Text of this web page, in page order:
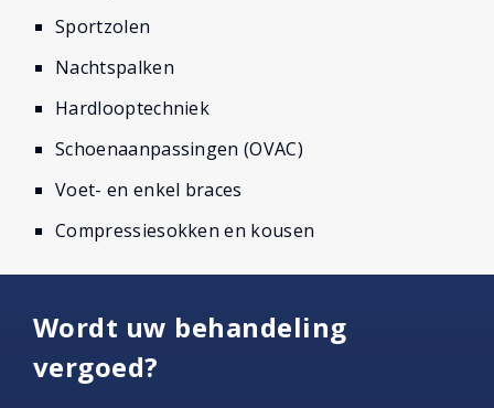
Sportzolen
Nachtspalken
Hardlooptechniek
Schoenaanpassingen (OVAC)
Voet- en enkel braces
Compressiesokken en kousen
Wordt uw behandeling
vergoed?